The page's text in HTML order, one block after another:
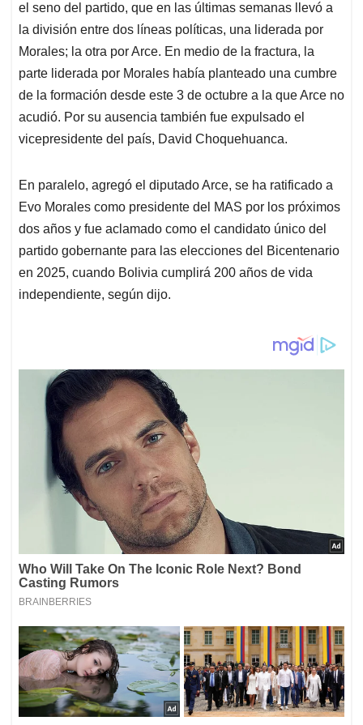
el seno del partido, que en las últimas semanas llevó a
la división entre dos líneas políticas, una liderada por
Morales; la otra por Arce. En medio de la fractura, la
parte liderada por Morales había planteado una cumbre
de la formación desde este 3 de octubre a la que Arce no
acudió. Por su ausencia también fue expulsado el
vicepresidente del país, David Choquehuanca.
En paralelo, agregó el diputado Arce, se ha ratificado a
Evo Morales como presidente del MAS por los próximos
dos años y fue aclamado como el candidato único del
partido gobernante para las elecciones del Bicentenario
en 2025, cuando Bolivia cumplirá 200 años de vida
independiente, según dijo.